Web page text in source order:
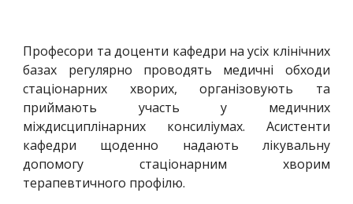
Професори та доценти кафедри на усіх клінічних
базах регулярно проводять медичні обходи
стаціонарних хворих, організовують та
приймають участь у медичних
міждисциплінарних консиліумах. Асистенти
кафедри щоденно надають лікувальну
допомогу стаціонарним хворим
терапевтичного профілю.